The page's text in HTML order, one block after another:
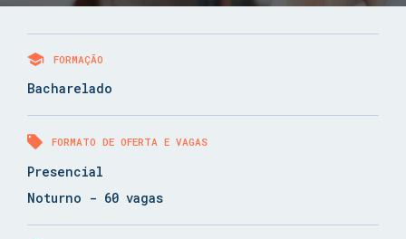
FORMAÇÃO
Bacharelado
FORMATO DE OFERTA E VAGAS
Presencial
Noturno - 60 vagas